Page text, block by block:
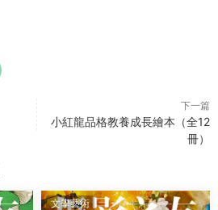
下一篇
小紅龍品格教養成長繪本（全12
冊）
文學藝術